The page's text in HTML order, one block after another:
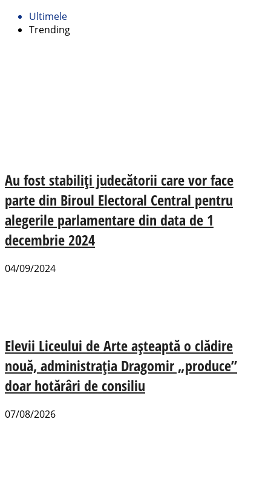
Ultimele
Trending
Au fost stabiliți judecătorii care vor face
parte din Biroul Electoral Central pentru
alegerile parlamentare din data de 1
decembrie 2024
04/09/2024
Elevii Liceului de Arte așteaptă o clădire
nouă, administrația Dragomir „produce”
doar hotărâri de consiliu
07/08/2026